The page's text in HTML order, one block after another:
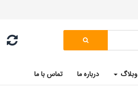
وبلاگ درباره ما تماس با ما